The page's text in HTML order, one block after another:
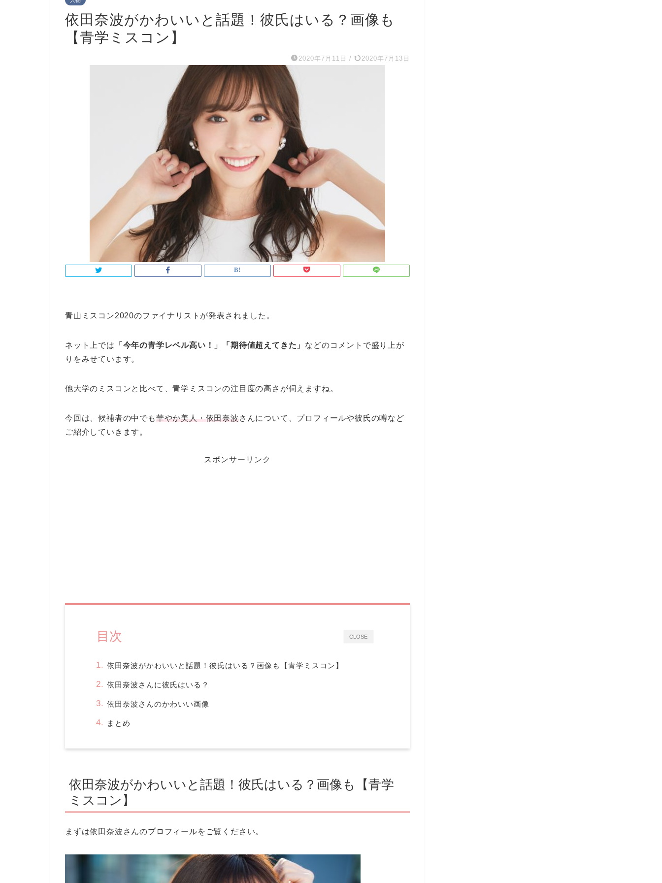
依田奈波がかわいいと話題！彼氏はいる？画像も
【青学ミスコン】
2020年7月11日 / 2020年7月13日
青山ミスコン2020のファイナリストが発表されました。
ネット上では 「今年の青学レベル高い！」「期待値超えてきた」 などのコメントで盛り上が
りをみせています。
他大学のミスコンと比べて、青学ミスコンの注目度の高さが伺えますね。
今回は、候補者の中でも華やか美人・依田奈波 さんについて、プロフィールや彼氏の噂など
ご紹介していきます。
スポンサーリンク
CLOSE
目次
依田奈波がかわいいと話題！彼氏はいる？画像も【青学ミスコン】
依田奈波さんに彼氏はいる？
依田奈波さんのかわいい画像
まとめ
依田奈波がかわいいと話題！彼氏はいる？画像も【青学
ミスコン】
まずは依田奈波さんのプロフィールをご覧ください。